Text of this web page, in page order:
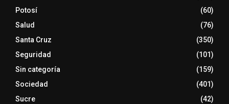
Potosí
(60)
Salud
(76)
Santa Cruz
(350)
Seguridad
(101)
Sin categoría
(159)
Sociedad
(401)
Sucre
(42)